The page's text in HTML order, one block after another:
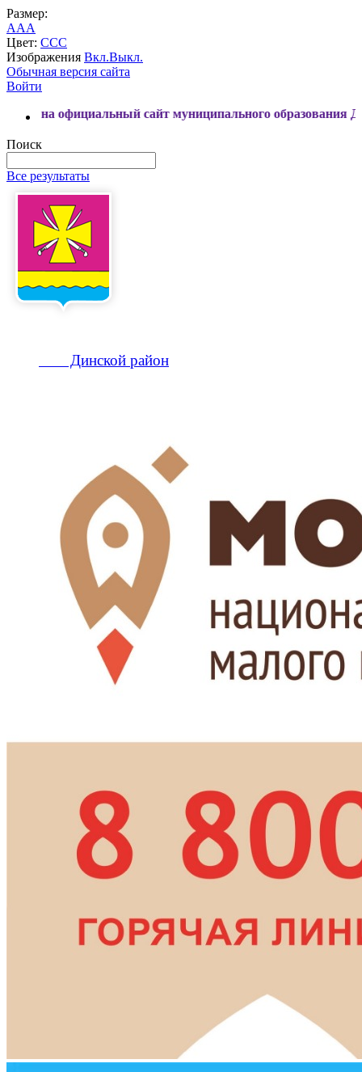
Размер:
AAA
Цвет: CCC
Изображения Вкл.Выкл.
Обычная версия сайта
Войти
сайт муниципального образования Динской
Поиск
Все результаты
Динской район